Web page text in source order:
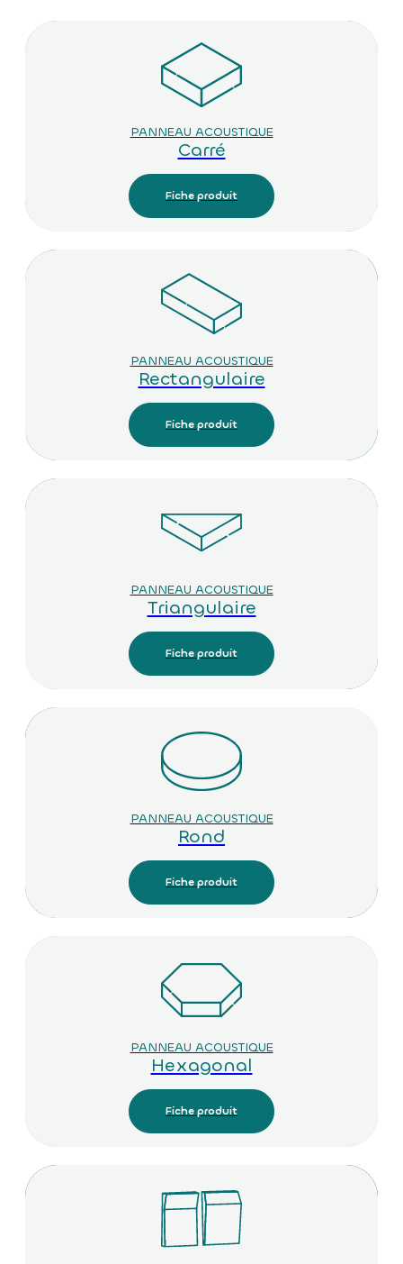
PANNEAU ACOUSTIQUE
Carré
Fiche produit
PANNEAU ACOUSTIQUE
Rectangulaire
Fiche produit
PANNEAU ACOUSTIQUE
Triangulaire
Fiche produit
PANNEAU ACOUSTIQUE
Rond
Fiche produit
PANNEAU ACOUSTIQUE
Hexagonal
Fiche produit